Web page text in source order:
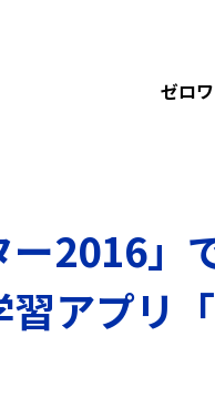
ゼロ
ー2016
アプリ